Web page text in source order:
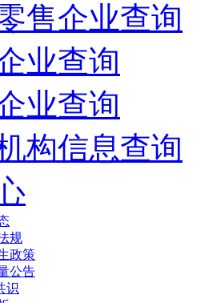
售企业查询
业查询
业查询
构信息查询
规
政策
公告
识